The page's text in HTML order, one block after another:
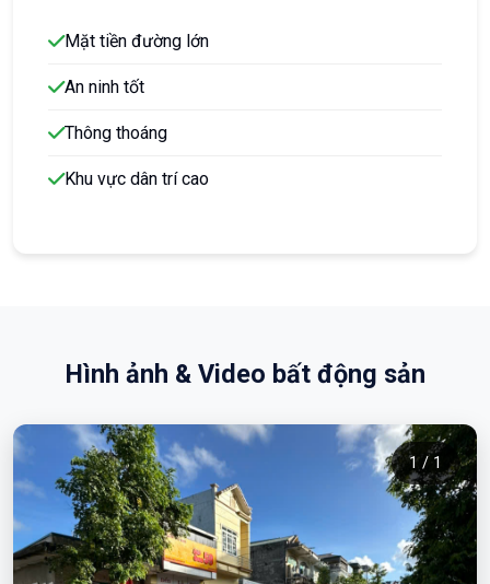
Mặt tiền đường lớn
An ninh tốt
Thông thoáng
Khu vực dân trí cao
Hình ảnh & Video bất động sản
1 / 1